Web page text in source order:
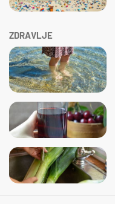
ZDRAVLJE